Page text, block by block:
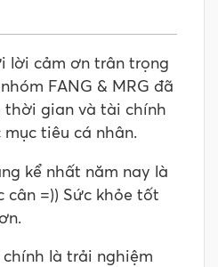
lời cảm ơn trân trọng
FANG & MRG đã
thời gian và tài chính
tiêu cá nhân.
kể nhất năm nay là
=)) Sức khỏe tốt
là trải nghiệm